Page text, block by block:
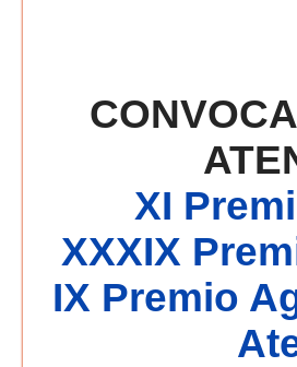
XI
XXXIX
IX Premio